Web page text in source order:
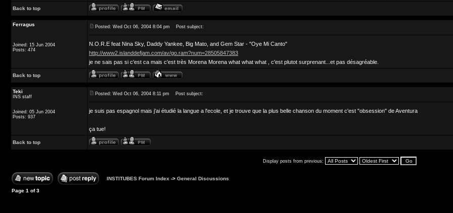
Back to top
Ferragus
Joined: 15 Jun 2004
Posts: 474
Posted: Wed Oct 06, 2004 8:04 pm Post subject:
N.O.R.E feat Nina Sky, Daddy Yankee, Big Mato, and Gem Star - "Oye Mi Canto"
http://www2.islanddefjam.com/av/go.ram?num=28505847383
je ne sais pas si c'est ca mais c'est très Morena Morena what what what , c'est plutot surprenant...et pas désagréable.
Back to top
Teki
INS staff
Joined: 05 Jun 2004
Posts: 937
Posted: Wed Oct 06, 2004 8:11 pm Post subject:
je suis pas espagnol mais j'ai étudié la langue a l'ecole, et je trouve que la plus belle chanson du moment c'est "obsession" de Aventura
ça tue!
Back to top
Display posts from previous:
INSTITUBES Forum Index -> General Discussions
Page 1 of3